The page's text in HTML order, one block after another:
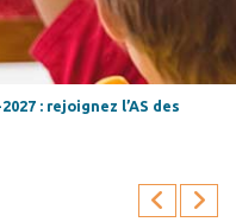
: rejoignez l’AS des